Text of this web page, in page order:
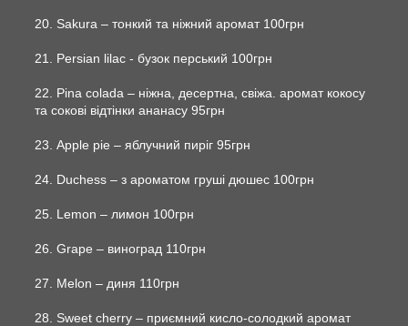
20. Sakura – тонкий та ніжний аромат 100грн
21. Persian lilac - бузок перський 100грн
22. Pina colada – ніжна, десертна, свіжа. аромат кокосу
та сокові відтінки ананасу 95грн
23. Apple pie – яблучний пиріг 95грн
24. Duchess – з ароматом груші дюшес 100грн
25. Lemon – лимон 100грн
26. Grape – виноград 110грн
27. Melon – диня 110грн
28. Sweet cherry – приємний кисло-солодкий аромат